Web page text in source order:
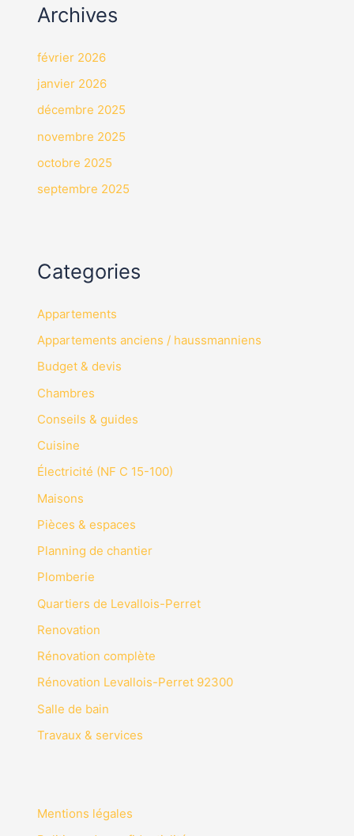
Archives
février 2026
janvier 2026
décembre 2025
novembre 2025
octobre 2025
septembre 2025
Categories
Appartements
Appartements anciens / haussmanniens
Budget & devis
Chambres
Conseils & guides
Cuisine
Électricité (NF C 15-100)
Maisons
Pièces & espaces
Planning de chantier
Plomberie
Quartiers de Levallois-Perret
Renovation
Rénovation complète
Rénovation Levallois-Perret 92300
Salle de bain
Travaux & services
Mentions légales